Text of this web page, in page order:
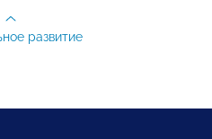
развитие